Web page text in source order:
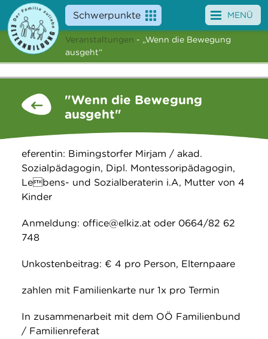
Schwerpunkte
Angebote
News
Über uns
Suche
MENÜ
Veranstaltungen - „Wenn die Bewegung
ausgeht“
"Wenn die Bewegung
ausgeht"
eferentin: Bimingstorfer Mirjam / akad.
Sozialpädagogin, Dipl. Montessoripädagogin,
Lebens- und Sozialberaterin i.A, Mutter von 4
Kinder
Anmeldung: office@elkiz.at oder 0664/82 62
748
Unkostenbeitrag: € 4 pro Person, Elternpaare
zahlen mit Familienkarte nur 1x pro Termin
In zusammenarbeit mit dem OÖ Familienbund
/ Familienreferat